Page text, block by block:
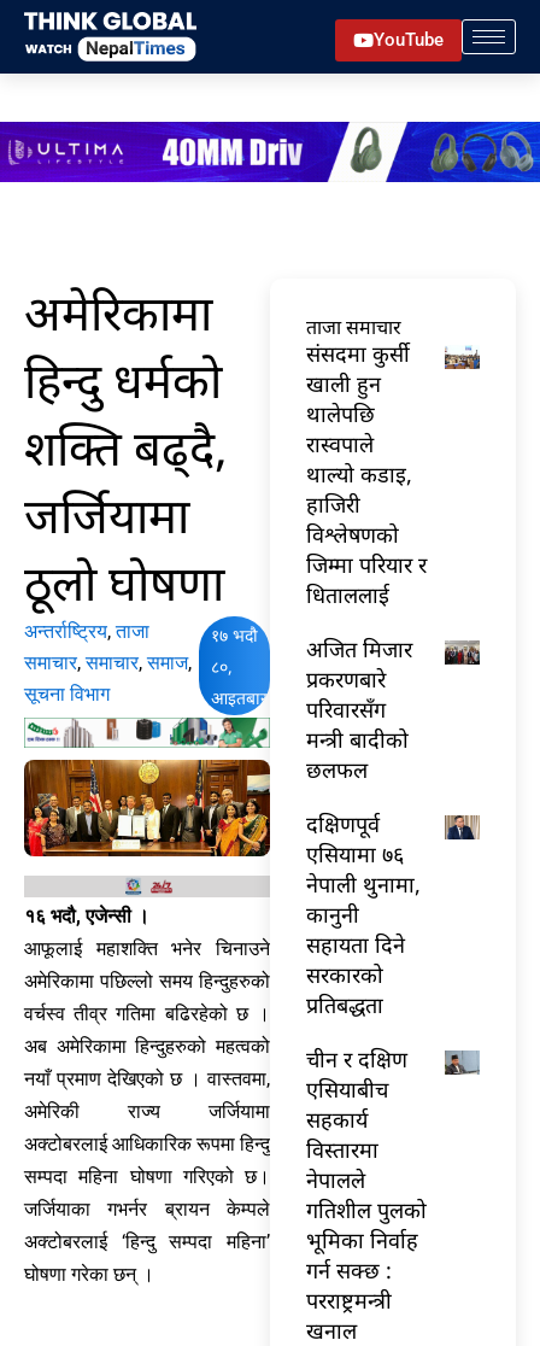
Skip
content
YouTube
अमेरिकामा
हिन्दु धर्मको
शक्ति बढ्दै,
जर्जियामा
ठूलो घोषणा
अन्तर्राष्ट्रिय,ताजा
समाचार,समाचार,समाज,
सूचना विभाग
१७ भदौ
८०,
आइतबार
१६ भदौ, एजेन्सी ।
आफूलाई महाशक्ति भनेर चिनाउने
अमेरिकामा पछिल्लो समय हिन्दुहरुको
वर्चस्व तीव्र गतिमा बढिरहेको छ ।
अब अमेरिकामा हिन्दुहरुको महत्वको
नयाँ प्रमाण देखिएको छ । वास्तवमा,
अमेरिकी राज्य जर्जियामा
अक्टोबरलाई आधिकारिक रूपमा हिन्दु
सम्पदा महिना घोषणा गरिएको छ।
जर्जियाका गभर्नर ब्रायन केम्पले
अक्टोबरलाई ‘हिन्दु सम्पदा महिना’
घोषणा गरेका छन् ।
ताजा समाचार
संसदमा कुर्सी
खाली हुन
थालेपछि
रास्वपाले
थाल्यो कडाइ,
हाजिरी
विश्लेषणको
जिम्मा परियार र
धिताललाई
अजित मिजार
प्रकरणबारे
परिवारसँग
मन्त्री बादीको
छलफल
दक्षिणपूर्व
एसियामा ७६
नेपाली थुनामा,
कानुनी
सहायता दिने
सरकारको
प्रतिबद्धता
चीन र दक्षिण
एसियाबीच
सहकार्य
विस्तारमा
नेपालले
गतिशील पुलको
भूमिका निर्वाह
गर्न सक्छ :
परराष्ट्रमन्त्री
खनाल